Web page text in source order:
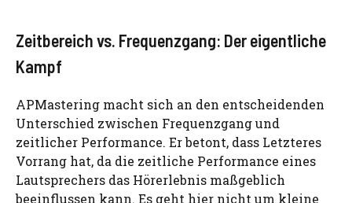
Zeitbereich vs. Frequenzgang: Der eigentliche
Kampf
APMastering macht sich an den entscheidenden
Unterschied zwischen Frequenzgang und
zeitlicher Performance. Er betont, dass Letzteres
Vorrang hat, da die zeitliche Performance eines
Lautsprechers das Hörerlebnis maßgeblich
beeinflussen kann. Es geht hier nicht um kleine